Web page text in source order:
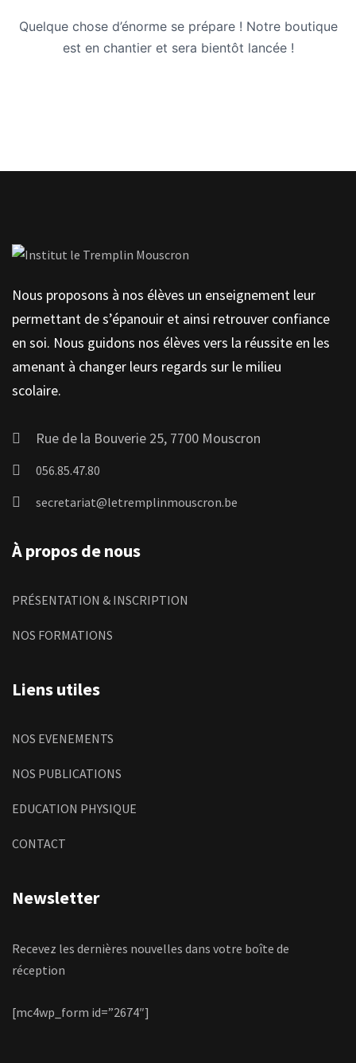
Quelque chose d’énorme se prépare ! Notre boutique
est en chantier et sera bientôt lancée !
Nous proposons à nos élèves un enseignement leur
permettant de s’épanouir et ainsi retrouver confiance
en soi. Nous guidons nos élèves vers la réussite en les
amenant à changer leurs regards sur le milieu
scolaire.
Rue de la Bouverie 25, 7700 Mouscron
056.85.47.80
secretariat@letremplinmouscron.be
À propos de nous
PRÉSENTATION & INSCRIPTION
NOS FORMATIONS
Liens utiles
NOS EVENEMENTS
NOS PUBLICATIONS
EDUCATION PHYSIQUE
CONTACT
Newsletter
Recevez les dernières nouvelles dans votre boîte de
réception
[mc4wp_form id=”2674″]